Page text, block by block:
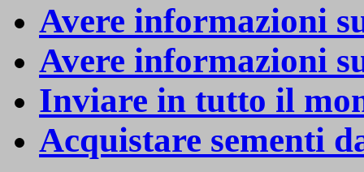
Avere informazioni
Avere informazioni
Inviare in tutto il
Acquistare sementi